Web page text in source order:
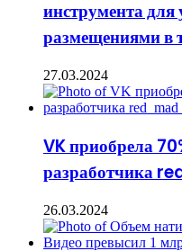
инструмента
размещениями в
27.03.2024
VK приобрела
разработчика
26.03.2024